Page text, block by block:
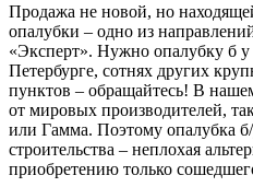
Продажа не новой, но
опалубки – одно из
«Эксперт». Нужно опалубку б
Петербурге, сотнях других
пунктов – обращайтесь! В
от мировых производителей,
или Гамма. Поэтому опалубка
строительства – неплохая
приобретению только